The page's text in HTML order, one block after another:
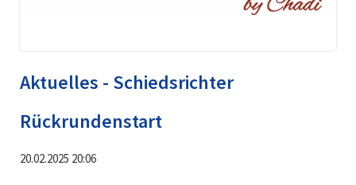
Aktuelles - Schiedsrichter
Rückrundenstart
20.02.2025 20:06